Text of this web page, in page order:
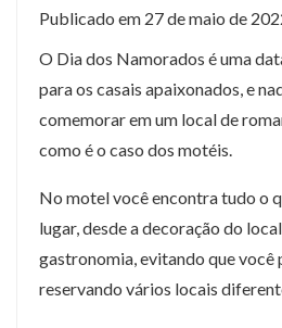
Publicado em 27 de maio de
O Dia dos Namorados é uma
para os casais apaixonados, e
comemorar em um local de
como é o caso dos motéis.
No motel você encontra tudo o
lugar, desde a decoração do
gastronomia, evitando que você
reservando vários locais